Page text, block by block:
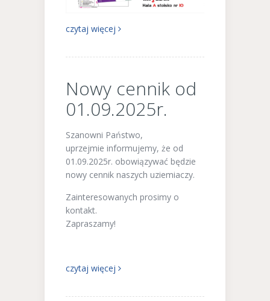
czytaj więcej
Nowy cennik od
01.09.2025r.
Szanowni Państwo,
uprzejmie informujemy, że od
01.09.2025r. obowiązywać będzie
nowy cennik naszych uziemiaczy.
Zainteresowanych prosimy o
kontakt.
Zapraszamy!
czytaj więcej